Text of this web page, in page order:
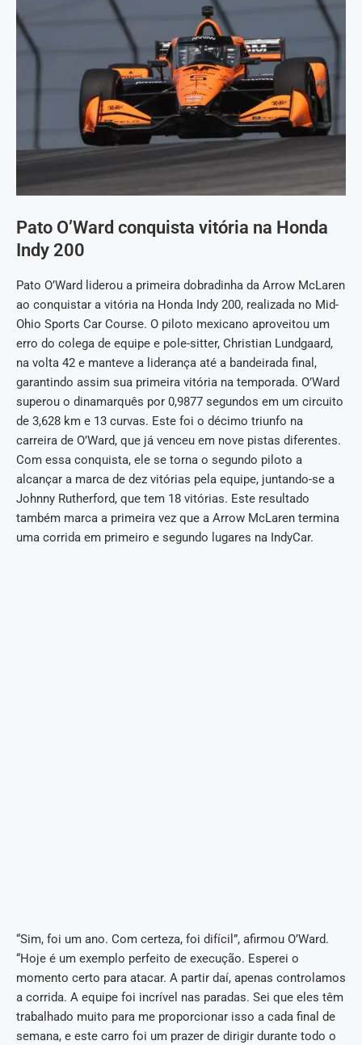
Pato O’Ward conquista vitória na Honda
Indy 200
Pato O’Ward liderou a primeira dobradinha da Arrow McLaren
ao conquistar a vitória na Honda Indy 200, realizada no Mid-
Ohio Sports Car Course. O piloto mexicano aproveitou um
erro do colega de equipe e pole-sitter, Christian Lundgaard,
na volta 42 e manteve a liderança até a bandeirada final,
garantindo assim sua primeira vitória na temporada. O’Ward
superou o dinamarquês por 0,9877 segundos em um circuito
de 3,628 km e 13 curvas. Este foi o décimo triunfo na
carreira de O’Ward, que já venceu em nove pistas diferentes.
Com essa conquista, ele se torna o segundo piloto a
alcançar a marca de dez vitórias pela equipe, juntando-se a
Johnny Rutherford, que tem 18 vitórias. Este resultado
também marca a primeira vez que a Arrow McLaren termina
uma corrida em primeiro e segundo lugares na IndyCar.
“Sim, foi um ano. Com certeza, foi difícil”, afirmou O’Ward.
“Hoje é um exemplo perfeito de execução. Esperei o
momento certo para atacar. A partir daí, apenas controlamos
a corrida. A equipe foi incrível nas paradas. Sei que eles têm
trabalhado muito para me proporcionar isso a cada final de
semana, e este carro foi um prazer de dirigir durante todo o